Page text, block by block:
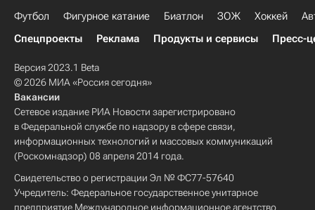
Футбол Фигурное катание Биатлон ЗОЖ Хоккей
Спецпроекты
Реклама Продукты и сервисы Пресс-
Версия 2023.1 Beta
© 2026 МИА «Россия сегодня»
Вакансии
Сетевое издание РИА Новости зарегистрировано
в Федеральной службе по надзору в сфере связи,
информационных технологий и массовых коммуникаций
(Роскомнадзор) 08 апреля 2014 года.
Свидетельство о регистрации Эл № ФС77-57640
Учредитель: Федеральное государственное унитарное
предприятие Международное информационное агентство